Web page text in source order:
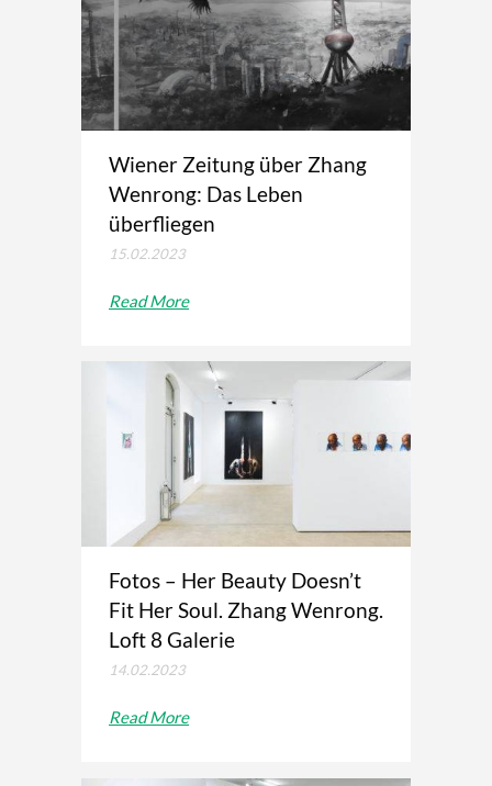
Wiener Zeitung über Zhang
Wenrong: Das Leben
überfliegen
15.02.2023
Read More
Fotos – Her Beauty Doesn’t
Fit Her Soul. Zhang Wenrong.
Loft 8 Galerie
14.02.2023
Read More